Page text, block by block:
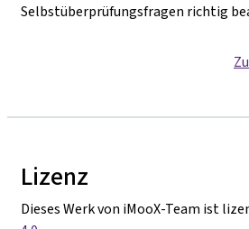
Selbstüberprüfungsfragen richtig
Lizenz
Dieses Werk von iMooX-Team ist